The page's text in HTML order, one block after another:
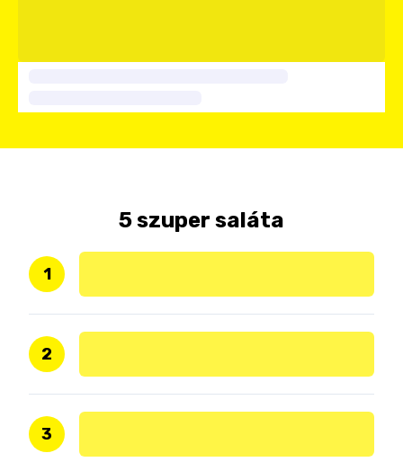
5 szuper saláta
1
2
3